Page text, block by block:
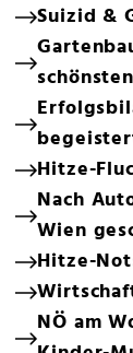
Suizid &
Hitze-
Nach
Wien
Hitze-
NÖ am